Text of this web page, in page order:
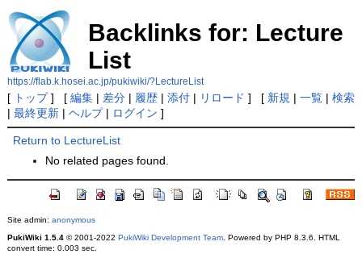
Backlinks for: Lecture
List
https://flab.k.hosei.ac.jp/pukiwiki/?LectureList
[ トップ] [ 編集| 差分| 履歴| 添付| リロード ] [ 新規 | 一覧| 検索
| 最終更新| ヘルプ| ログイン ]
Return to LectureList
No related pages found.
Site admin: anonymous
PukiWiki 1.5.4© 2001-2022 PukiWiki Development Team. Powered by PHP 8.3.6. HTML
convert time: 0.003 sec.